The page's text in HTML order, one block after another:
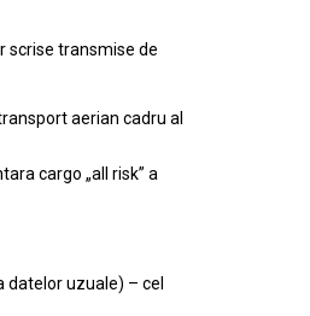
scrise transmise de
aerian cadru al
cargo „all risk” a
uzuale) – cel